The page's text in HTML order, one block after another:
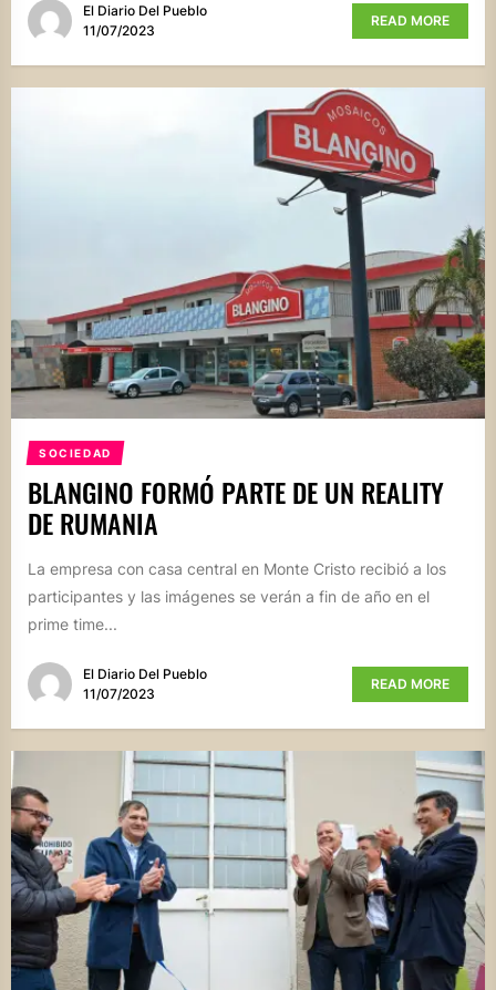
El Diario Del Pueblo
11/07/2023
READ MORE
SOCIEDAD
BLANGINO FORMÓ PARTE DE UN REALITY
DE RUMANIA
La empresa con casa central en Monte Cristo recibió a los
participantes y las imágenes se verán a fin de año en el
prime time...
El Diario Del Pueblo
11/07/2023
READ MORE